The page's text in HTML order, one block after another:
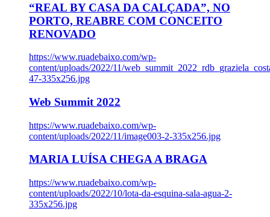
“REAL BY CASA DA CALÇADA”, NO
PORTO, REABRE COM CONCEITO
RENOVADO
https://www.ruadebaixo.com/wp-
content/uploads/2022/11/
47-335x256.jpg
Web Summit 2022
https://www.ruadebaixo.com/wp-
content/uploads/2022/11/image003-2-335x256.jpg
MARIA LUÍSA CHEGA A BRAGA
https://www.ruadebaixo.com/wp-
content/uploads/2022/10/lota-da-esquina-sala-agua-2-
335x256.jpg